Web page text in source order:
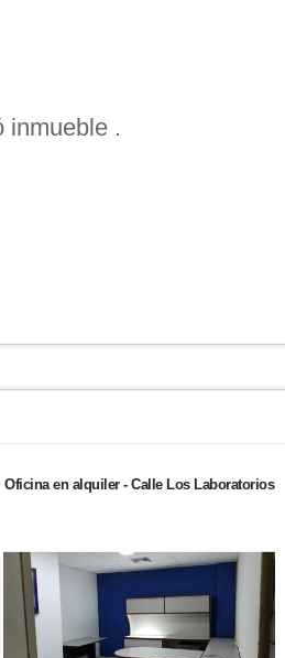
inmueble .
Oficina en alquiler - Calle Los Laboratorios